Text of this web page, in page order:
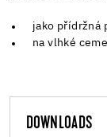
jako přídržná
na vlhké
DOWNLOADS